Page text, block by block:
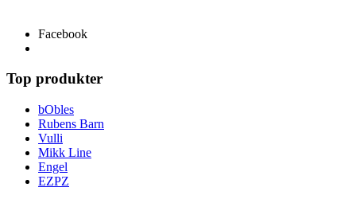
Facebook
Top produkter
bObles
Rubens Barn
Vulli
Mikk Line
Engel
EZPZ